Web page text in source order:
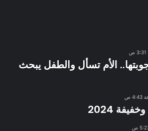
الأم تسأل والطفل يبحث
2024